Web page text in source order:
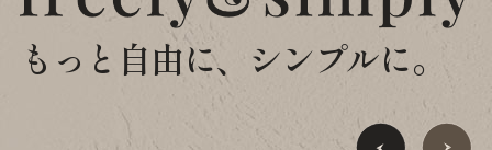
もっと自由に、シンプルに。